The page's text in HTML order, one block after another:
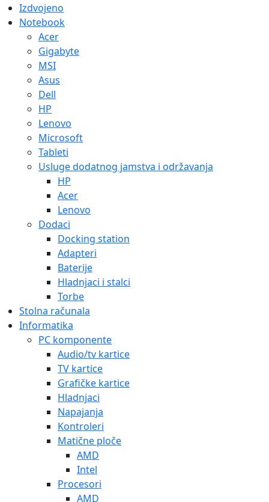
Izdvojeno
Notebook
Acer
Gigabyte
MSI
Asus
Dell
HP
Lenovo
Microsoft
Tableti
Usluge dodatnog jamstva i održavanja
HP
Acer
Lenovo
Dodaci
Docking station
Adapteri
Baterije
Hladnjaci i stalci
Torbe
Stolna računala
Informatika
PC komponente
Audio/tv kartice
TV kartice
Grafičke kartice
Hladnjaci
Napajanja
Kontroleri
Matične ploče
AMD
Intel
Procesori
AMD